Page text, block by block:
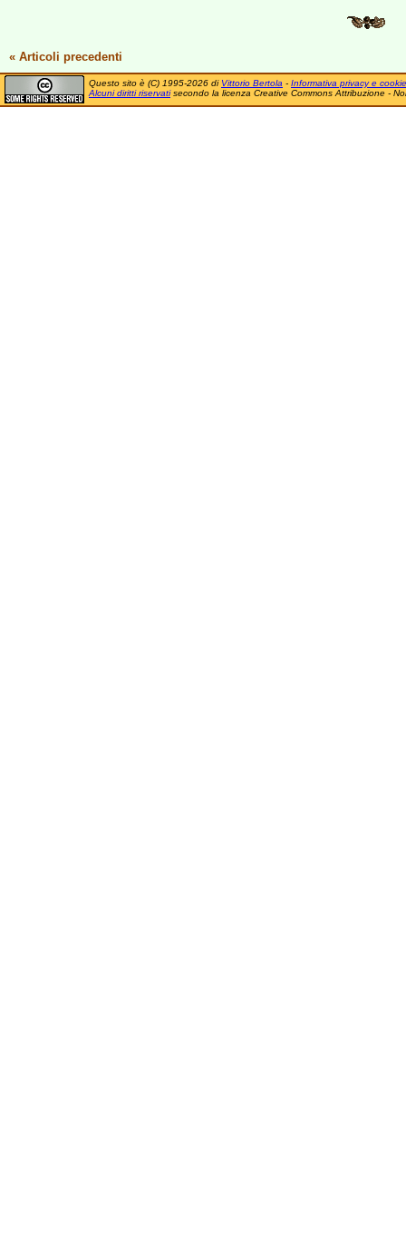
« Articoli precedenti
Questo sito è (C) 1995-2026 di Vittorio Bertola - Informativa privacy e cookie
Alcuni diritti riservatisecondo la licenza Creative Commons Attribuzione -